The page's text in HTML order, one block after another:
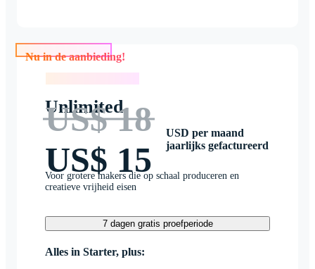
Nu in de aanbieding!
Unlimited
US$ 18
US$ 15
USD per maand
jaarlijks gefactureerd
Voor grotere makers die op schaal produceren en
creatieve vrijheid eisen
7 dagen gratis proefperiode
Alles in Starter, plus: